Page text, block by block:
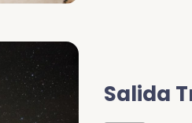
Salida